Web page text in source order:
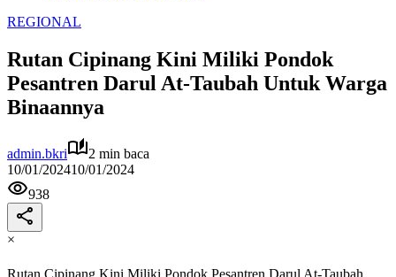
REGIONAL
Rutan Cipinang Kini Miliki Pondok
Pesantren Darul At-Taubah Untuk Warga
Binaannya
admin.bkri
2 min baca
10/01/202410/01/2024
938
×
Rutan Cipinang Kini Miliki Pondok Pesantren Darul At-Taubah